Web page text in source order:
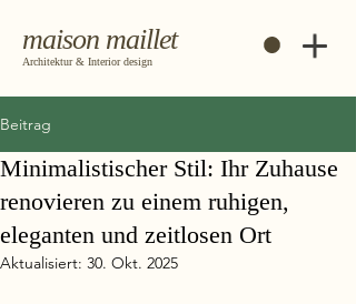
maison maillet
Architektur & Interior design
Beitrag
Minimalistischer Stil: Ihr Zuhause
renovieren zu einem ruhigen,
eleganten und zeitlosen Ort
Aktualisiert: 30. Okt. 2025